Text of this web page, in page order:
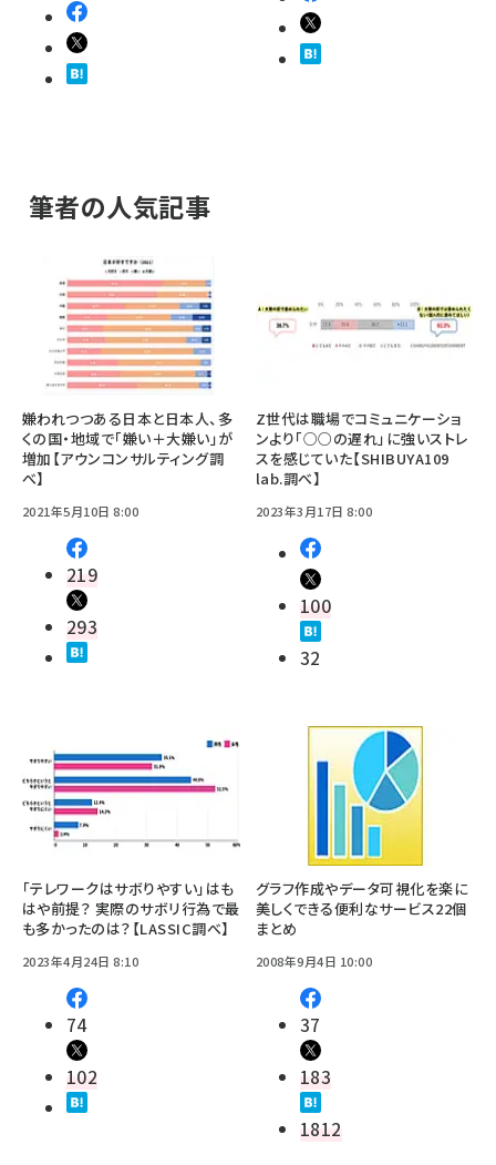
筆者の人気記事
嫌われつつある日本と日本人、多
くの国・地域で「嫌い＋大嫌い」が
増加【アウンコンサルティング調
べ】
2021年5月10日 8:00
219
293
Z世代は職場でコミュニケーショ
ンより「○○の遅れ」に強いストレ
スを感じていた【SHIBUYA109
lab.調べ】
2023年3月17日 8:00
100
32
「テレワークはサボりやすい」はも
はや前提？ 実際のサボリ行為で最
も多かったのは？【LASSIC調べ】
2023年4月24日 8:10
74
102
グラフ作成やデータ可視化を楽に
美しくできる便利なサービス22個
まとめ
2008年9月4日 10:00
37
183
1812